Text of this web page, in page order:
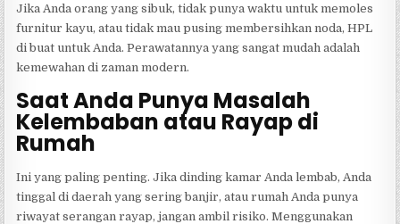
Jika Anda orang yang sibuk, tidak punya waktu untuk memoles
furnitur kayu, atau tidak mau pusing membersihkan noda, HPL
di buat untuk Anda. Perawatannya yang sangat mudah adalah
kemewahan di zaman modern.
Saat Anda Punya Masalah
Kelembaban atau Rayap di
Rumah
Ini yang paling penting. Jika dinding kamar Anda lembab, Anda
tinggal di daerah yang sering banjir, atau rumah Anda punya
riwayat serangan rayap, jangan ambil risiko. Menggunakan